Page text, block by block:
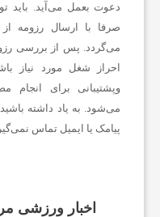
دعوت بعمل می‌آید. باید
صرفا با ارسال رزومه
می‌گردد. پس از بررسی
احراز شغل مورد نیاز
وپشتیبانی برای
می‌شود. به یاد داشته
پیامک یا ایمیل تماس
اخبار ورزشی